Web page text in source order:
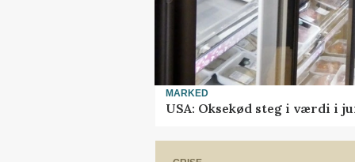
MARKED
USA: Oksekød steg i værdi i